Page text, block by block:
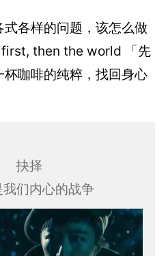
各样的问题，该怎么做
then the world 「先
咖啡的纯粹，找回身心
抉择
我们内心的战争